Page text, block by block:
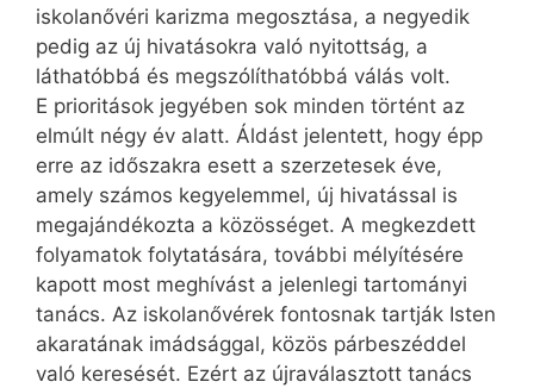
iskolanővéri karizma megosztása, a negyedik
pedig az új hivatásokra való nyitottság, a
láthatóbbá és megszólíthatóbbá válás volt.
E prioritások jegyében sok minden történt az
elmúlt négy év alatt. Áldást jelentett, hogy épp
erre az időszakra esett a szerzetesek éve,
amely számos kegyelemmel, új hivatással is
megajándékozta a közösséget. A megkezdett
folyamatok folytatására, további mélyítésére
kapott most meghívást a jelenlegi tartományi
tanács. Az iskolanővérek fontosnak tartják Isten
akaratának imádsággal, közös párbeszéddel
való keresését. Ezért az újraválasztott tanács